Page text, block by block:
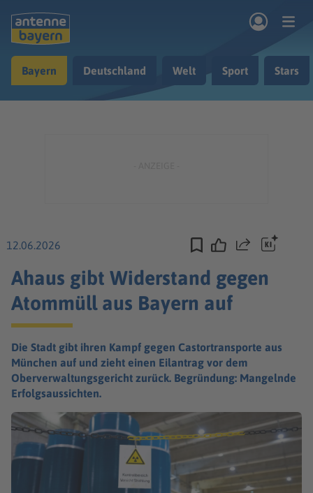
Musik & Radio
Bayern Deutschland Welt Sport Stars
12.06.2026 Teilen
Ahaus gibt Widerstand gegen
Atommüll aus Bayern auf
Die Stadt gibt ihren Kampf gegen Castortransporte aus
München auf und zieht einen Eilantrag vor dem
Oberverwaltungsgericht zurück. Begründung: Mangelnde
Erfolgsaussichten.